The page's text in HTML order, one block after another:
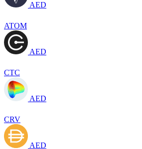
AED
ATOM
AED
CTC
AED
CRV
AED